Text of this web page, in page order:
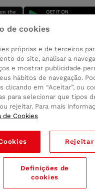
de cookies
próprias e de terceiros
do site, analisar a
e mostrar publicidade
hábitos de navegação.
clicando em “Aceitar”, ou
para selecionar que tipos
rejeitar. Para mais
de Cookies
Rejeitar
Definições de
cookies